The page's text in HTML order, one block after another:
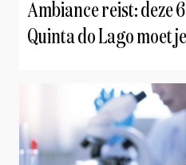
Ambiance reist: deze
Quinta do Lago moet